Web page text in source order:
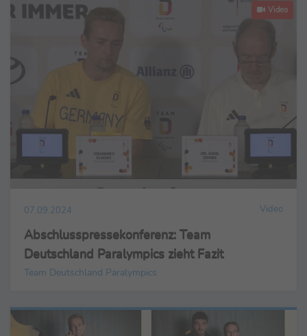
Video
07.09.2024 Video
Abschlusspressekonferenz: Team
Deutschland Paralympics zieht Fazit
Team Deutschland Paralympics